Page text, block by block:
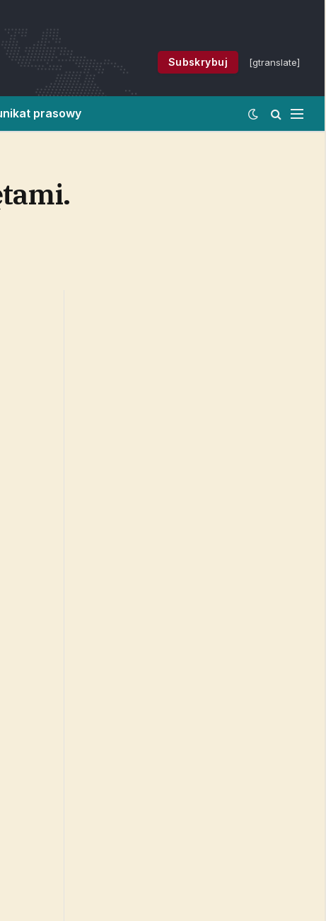
Subskrybuj [gtranslate]
prasowy